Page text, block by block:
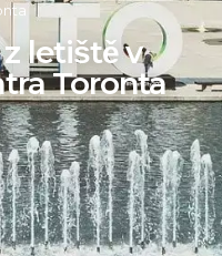
letiště v
Toronta